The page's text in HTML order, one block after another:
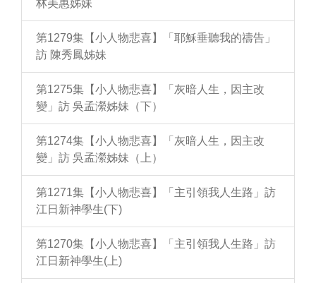
林美惠姊妹
第1279集【小人物悲喜】「耶穌垂聽我的禱告」
訪 陳秀鳳姊妹
第1275集【小人物悲喜】「灰暗人生，因主改
變」訪 吳孟瀠姊妹（下）
第1274集【小人物悲喜】「灰暗人生，因主改
變」訪 吳孟瀠姊妹（上）
第1271集【小人物悲喜】「主引領我人生路」訪
江日新神學生(下)
第1270集【小人物悲喜】「主引領我人生路」訪
江日新神學生(上)